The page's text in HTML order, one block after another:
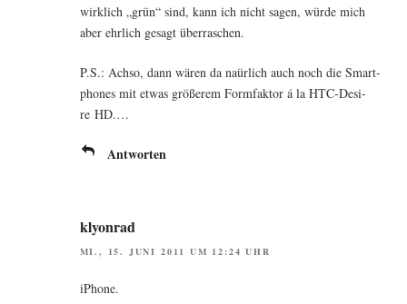
wirk­lich „grün“ sind, kann ich nicht sagen, wür­de mich
aber ehr­lich gesagt überraschen.
P.S.: Ach­so, dann wären da naür­lich auch noch die Smart­
phones mit etwas grö­ße­rem Form­fak­tor á la HTC-Desi­
re HD.…
Antworten
klyonrad
MI., 15. JUNI 2011 UM 12:24 UHR
iPho­ne.